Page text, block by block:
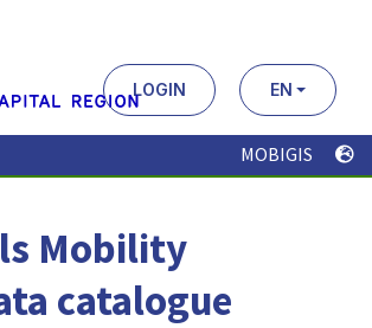
LOGIN EN
MOBIGIS
Mobility
catalogue